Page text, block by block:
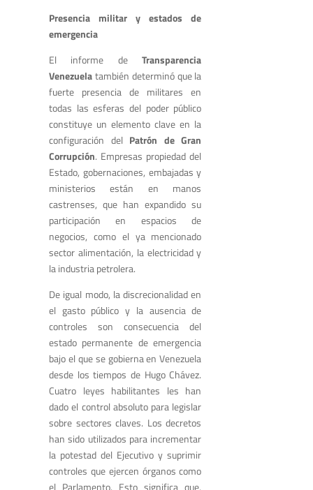
Presencia militar y estados de
emergencia
El informe deTransparencia
Venezuelatambién determinó que la
fuerte presencia de militares en
todas las esferas del poder público
constituye un elemento clave en la
configuración del Patrón de Gran
Corrupción. Empresas propiedad del
Estado, gobernaciones, embajadas y
ministerios están en manos
castrenses, que han expandido su
participación en espacios de
negocios, como el ya mencionado
sector alimentación, la electricidad y
la industria petrolera.
De igual modo, la discrecionalidad en
el gasto público y la ausencia de
controles son consecuencia del
estado permanente de emergencia
bajo el que se gobierna en Venezuela
desde los tiempos de Hugo Chávez.
Cuatro leyes habilitantes les han
dado el control absoluto para legislar
sobre sectores claves. Los decretos
han sido utilizados para incrementar
la potestad del Ejecutivo y suprimir
controles que ejercen órganos como
el Parlamento. Esto significa que,